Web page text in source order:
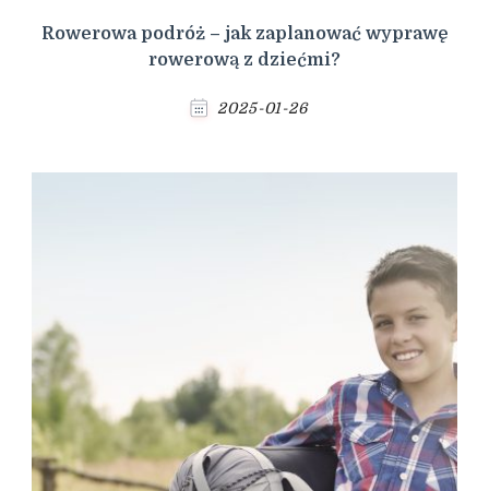
Rowerowa podróż – jak zaplanować wyprawę
rowerową z dziećmi?
2025-01-26